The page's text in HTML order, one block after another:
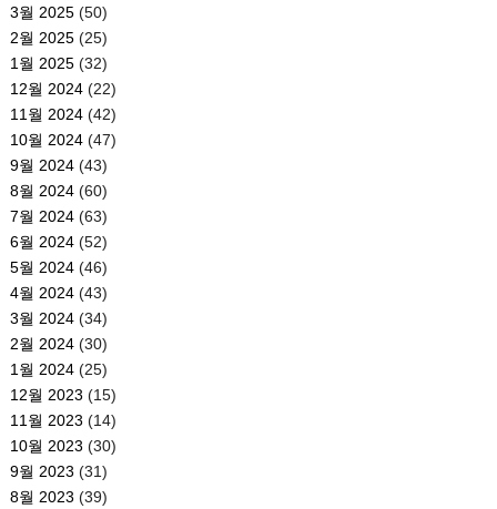
3월 2025(50)
2월 2025(25)
1월 2025(32)
12월 2024(22)
11월 2024(42)
10월 2024(47)
9월 2024(43)
8월 2024(60)
7월 2024(63)
6월 2024(52)
5월 2024(46)
4월 2024(43)
3월 2024(34)
2월 2024(30)
1월 2024(25)
12월 2023 (15)
11월 2023 (14)
10월 2023 (30)
9월 2023 (31)
8월 2023 (39)